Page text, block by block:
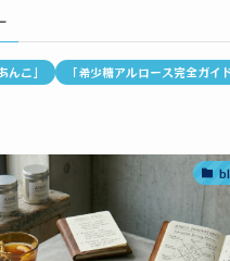
んこ」 「希少糖アルロース完全ガイド